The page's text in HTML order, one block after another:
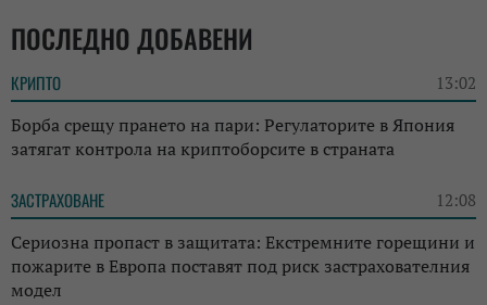
ПОСЛЕДНО ДОБАВЕНИ
КРИПТО 13:02
Борба срещу прането на пари: Регулаторите в Япония
затягат контрола на криптоборсите в страната
ЗАСТРАХОВАНЕ 12:08
Сериозна пропаст в защитата: Екстремните горещини и
пожарите в Европа поставят под риск застрахователния
модел